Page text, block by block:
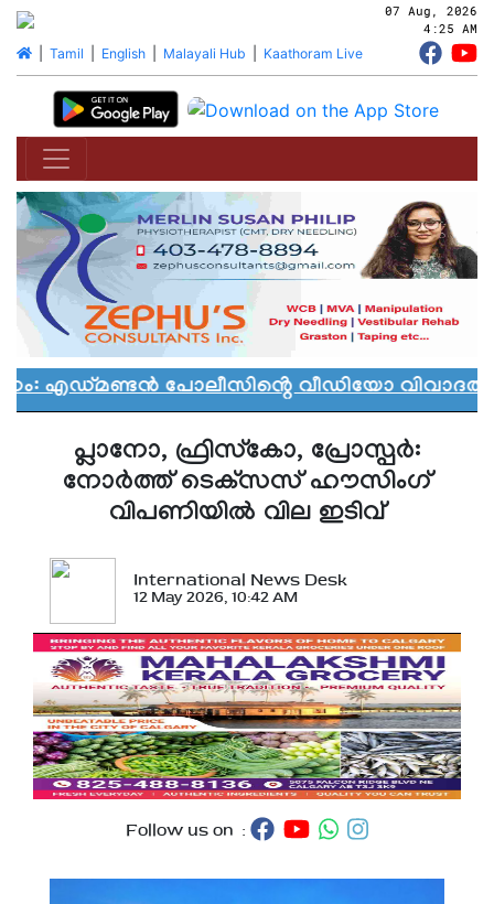
07 Aug, 2026
4:25 AM
| Tamil English| Malayali Hub Kaathoram Live
പോലീസിൻ്റെ വീഡിയോ വിവാദത്തിൽ
പ്ലാനോ, ഫ്രിസ്‌കോ, പ്രോസ്പര്‍:
നോര്‍ത്ത് ടെക്‌സസ് ഹൗസിംഗ്
വിപണിയില്‍ വില ഇടിവ്
International News Desk
12 May 2026, 10:42 AM
Follow us on :